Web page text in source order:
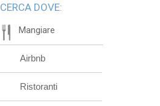
CERCA DOVE:
Mangiare
Airbnb
Ristoranti